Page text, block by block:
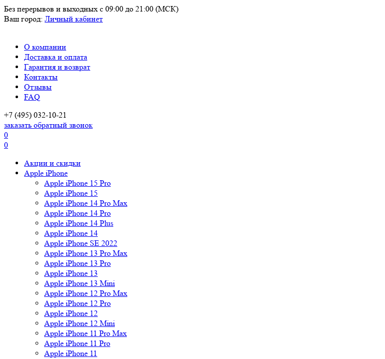
Без перерывов и выходных с 09:00 до 21:00 (МСК)
Ваш город: Личный кабинет
О компании
Доставка и оплата
Гарантия и возврат
Контакты
Отзывы
FAQ
+7 (495) 032-10-21
заказать обратный звонок
0
0
Акции и скидки
Apple iPhone
Apple iPhone 15 Pro
Apple iPhone 15
Apple iPhone 14 Pro Max
Apple iPhone 14 Pro
Apple iPhone 14 Plus
Apple iPhone 14
Apple iPhone SE 2022
Apple iPhone 13 Pro Max
Apple iPhone 13 Pro
Apple iPhone 13
Apple iPhone 13 Mini
Apple iPhone 12 Pro Max
Apple iPhone 12 Pro
Apple iPhone 12
Apple iPhone 12 Mini
Apple iPhone 11 Pro Max
Apple iPhone 11 Pro
Apple iPhone 11